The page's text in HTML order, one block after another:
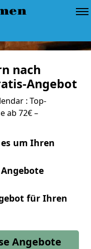
nach
Angebot
: Top-
ab 72€ –
um Ihren
für Ihren
Angebote